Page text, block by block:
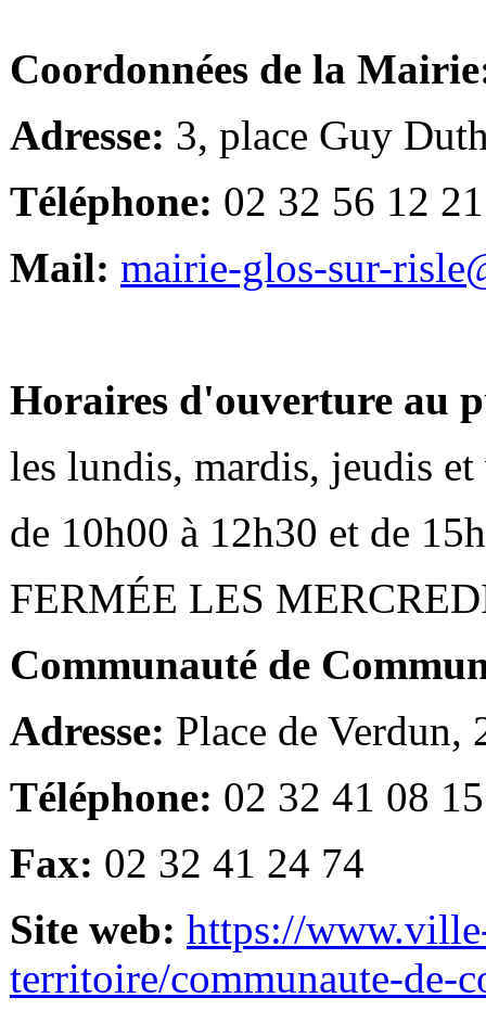
Coordonnées de la
Adresse: 3, place Guy
Téléphone: 02 32 56 12 21
Mail: mairie-glos-sur-
Horaires d'ouverture au
les lundis, mardis, jeudis et
de 10h00 à 12h30 et de
FERMÉE LES
Communauté de
Adresse: Place de Verdun,
Téléphone: 02 32 41 08 15
Fax: 02 32 41 24 74
Site web: https://
territoire/communaute-de-